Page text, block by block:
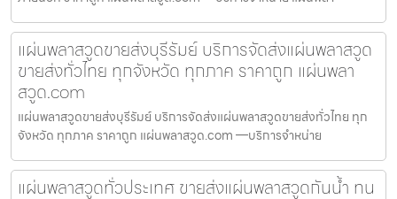
แผ่นพลาสวูดขายส่งบุรีรัมย์ บริการจัดส่งแผ่นพลาสวูด
ขายส่งทั่วไทย ทุกจังหวัด ทุกภาค ราคาถูก แผ่นพลา
สวูด.com
แผ่นพลาสวูดขายส่งบุรีรัมย์ บริการจัดส่งแผ่นพลาสวูดขายส่งทั่วไทย ทุก
จังหวัด ทุกภาค ราคาถูก แผ่นพลาสวูด.com —บริการจำหน่าย
แผ่นพลาสวูดทั่วประเทศ ขายส่งแผ่นพลาสวูดกันน้ำ ทน